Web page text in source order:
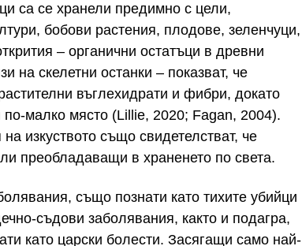
са се хранели предимно с цели,
бобови растения, плодове, зеленчуци,
– органични остатъци в древни
на скелетни останки – показват, че
въглехидрати и фибри, докато
малко място (Lillie, 2020; Fagan, 2004).
изкуството също свидетелстват, че
преобладаващи в храненето по света.
също познати като тихите убийци
съдови заболявания, както и подагра,
като царски болести. Засягащи само най-